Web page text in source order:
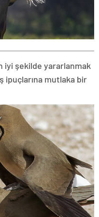
iyi şekilde yararlanmak
ipuçlarına mutlaka bir